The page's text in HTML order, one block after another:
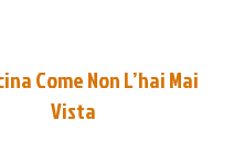
Come Non L’hai Mai
Vista